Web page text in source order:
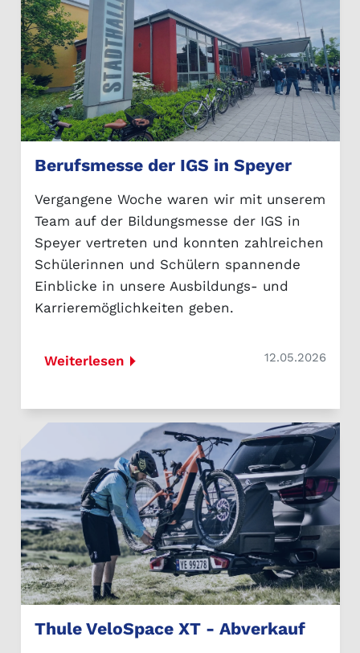
Berufsmesse der IGS in Speyer
Vergangene Woche waren wir mit unserem
Team auf der Bildungsmesse der IGS in
Speyer vertreten und konnten zahlreichen
Schülerinnen und Schülern spannende
Einblicke in unsere Ausbildungs- und
Karrieremöglichkeiten geben.
Weiterlesen 12.05.2026
Thule VeloSpace XT - Abverkauf